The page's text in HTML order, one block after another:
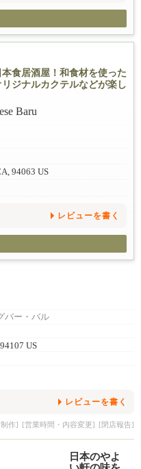
食居酒屋！和食材を使った
ジナルカクテルなどが楽し
94063 US
レビューを書く
バー・バル
94107 US
レビューを書く
作] [営業時間・内容変更] [閉店報告]